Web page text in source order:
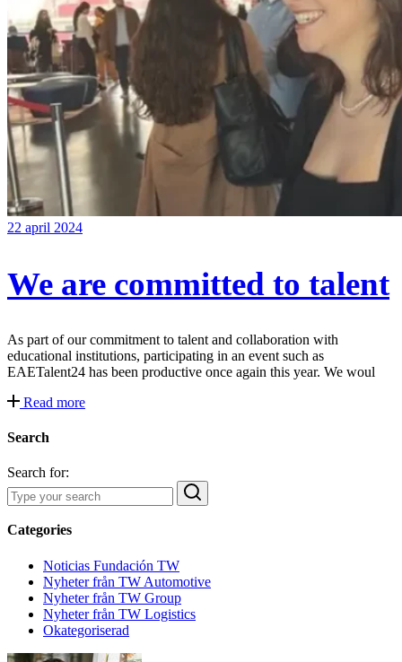
22 april 2024
We are committed to talent
As part of our commitment to talent and collaboration with
educational institutions, participating in an event such as
EAETalent24 has been productive once again this year. We woul
Read more
Search
Search for:
Categories
Noticias Fundación TW
Nyheter från TW Automotive
Nyheter från TW Group
Nyheter från TW Logistics
Okategoriserad